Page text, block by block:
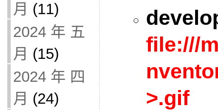
月 (11)
2024 年 五
月 (15)
2024 年 四
月 (24)
file:///
>.gif